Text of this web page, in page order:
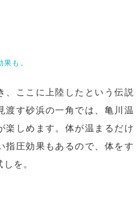
も。
、ここに上陸したという伝説
渡す砂浜の一角では、亀川温
楽しめます。体が温まるだけ
指圧効果もあるので、体をす
を。